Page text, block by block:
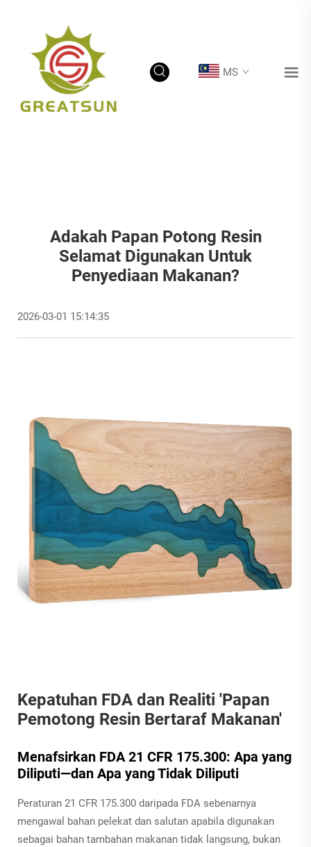
MS
Adakah Papan Potong Resin
Selamat Digunakan Untuk
Penyediaan Makanan?
2026-03-01 15:14:35
Kepatuhan FDA dan Realiti 'Papan
Pemotong Resin Bertaraf Makanan'
Menafsirkan FDA 21 CFR 175.300: Apa yang
Diliputi—dan Apa yang Tidak Diliputi
Peraturan 21 CFR 175.300 daripada FDA sebenarnya
mengawal bahan pelekat dan salutan apabila digunakan
sebagai bahan tambahan makanan tidak langsung, bukan